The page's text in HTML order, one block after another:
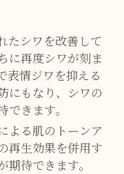
たシワを改善して
に再度シワが刻ま
表情ジワを抑える
にもなり、シワの
きます。
よる肌のトーンア
再生効果を併用す
待できます。